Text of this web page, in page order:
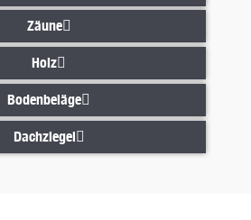
ZäuneZäune
HolzHolz
BodenbelägeBodenbeläge
DachziegelDachziegel